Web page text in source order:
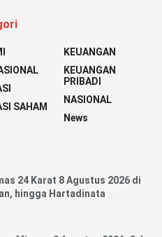
SAHAM
KEUANGAN
KEUANGAN
PRIBADI
NASIONAL
News
24 Karat 8 Agustus 2026 di
hingga Hartadinata